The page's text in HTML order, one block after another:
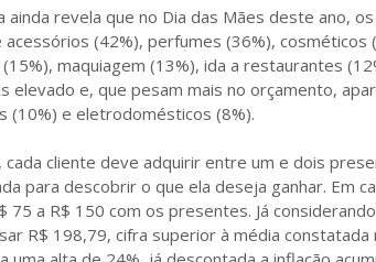
ainda revela que no Dia das Mães deste ano,
acessórios (42%), perfumes (36%),
maquiagem (13%), ida a restaurantes
elevado e, que pesam mais no orçamento,
(10%) e eletrodomésticos (8%).
cada cliente deve adquirir entre um e dois
para descobrir o que ela deseja ganhar. Em
75 a R$ 150 com os presentes. Já
R$ 198,79, cifra superior à média